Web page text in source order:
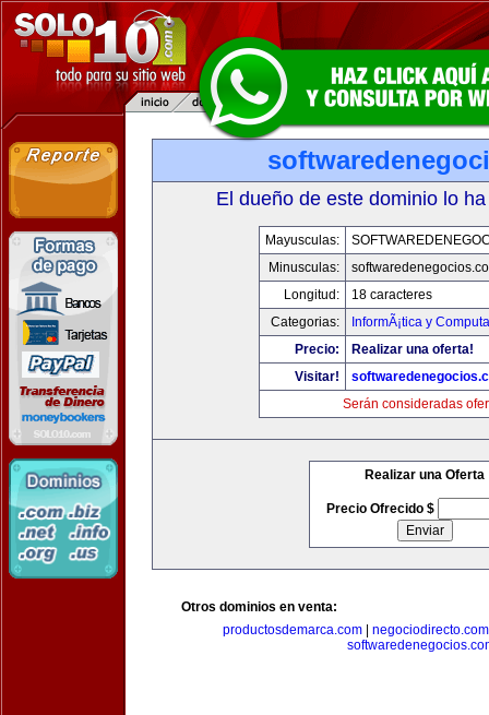
El dueño de este dominio lo
Mayusculas:
Minusculas:
Longitud:
18 caracteres
Categorias:
InformÃ¡tica y
Precio:
Realizar una oferta!
Visitar!
Serán consideradas
Realizar una Oferta
Precio Ofrecido $
Otros dominios en venta:
productosdemarca.com| negociodirecto.com